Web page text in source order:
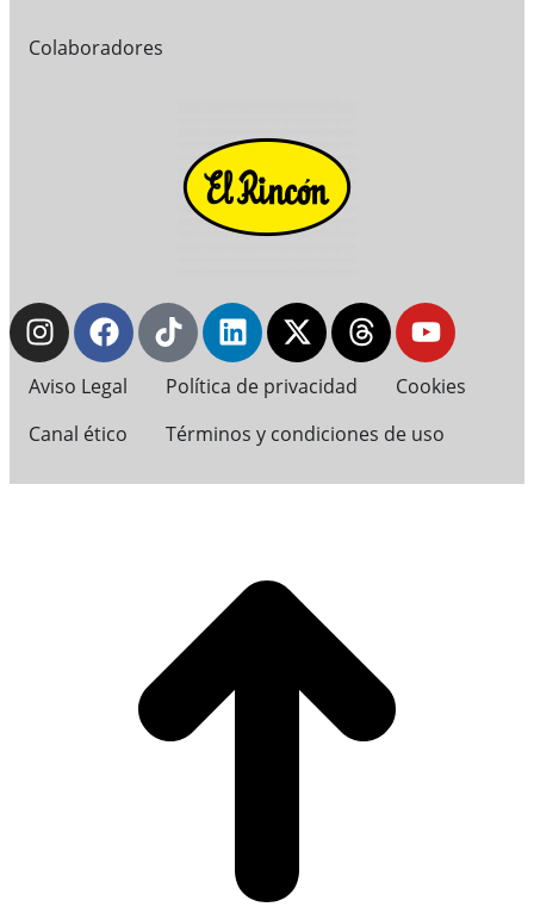
Colaboradores
Aviso Legal Política de privacidad
Cookies
Canal ético
Términos y condiciones de uso